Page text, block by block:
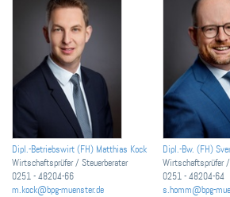
Dipl.-Betriebswirt (FH) Matthias Kock
Wirtschaftsprüfer / Steuerberater
0251 - 48204-66
m.kock@bpg-muenster.de
Dipl.-Bw. (FH)
Wirtschaftsprüfer
0251 - 48204-64
s.homm@bpg-